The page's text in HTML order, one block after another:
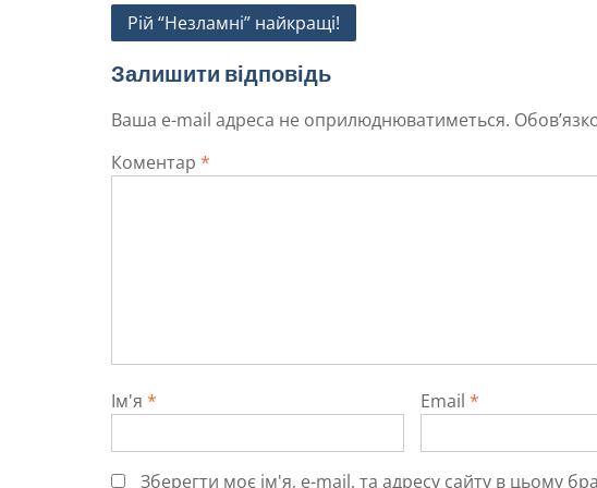
Рій “Незламні” найкращі!
Залишити відповідь
Ваша e-mail адреса не оприлюднюватиметься.
Коментар *
Ім'я * Email *
Зберегти моє ім'я, e-mail, та адресу сайту в цьому